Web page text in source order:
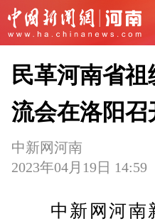
民革河南省
流会在洛阳召
中新网河南
2023年04月19日 14:59
中新网河南新